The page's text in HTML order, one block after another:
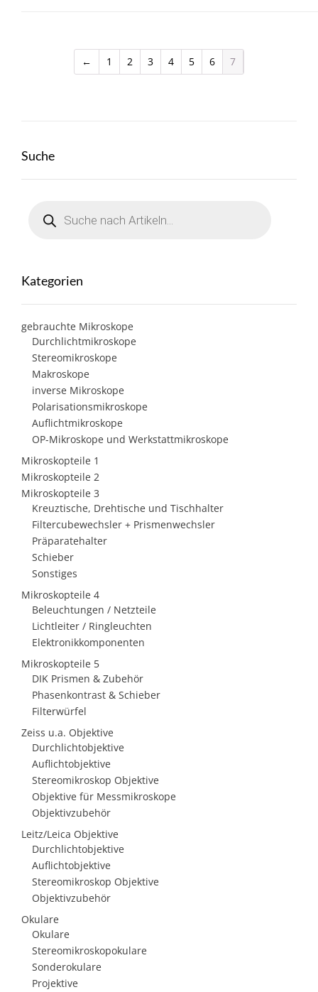
← 1 2 3 4 5 6 7
Suche
search
Kategorien
gebrauchte Mikroskope
Durchlichtmikroskope
Stereomikroskope
Makroskope
inverse Mikroskope
Polarisationsmikroskope
Auflichtmikroskope
OP-Mikroskope und Werkstattmikroskope
Mikroskopteile 1
Mikroskopteile 2
Mikroskopteile 3
Kreuztische, Drehtische und Tischhalter
Filtercubewechsler + Prismenwechsler
Präparatehalter
Schieber
Sonstiges
Mikroskopteile 4
Beleuchtungen / Netzteile
Lichtleiter / Ringleuchten
Elektronikkomponenten
Mikroskopteile 5
DIK Prismen & Zubehör
Phasenkontrast & Schieber
Filterwürfel
Zeiss u.a. Objektive
Durchlichtobjektive
Auflichtobjektive
Stereomikroskop Objektive
Objektive für Messmikroskope
Objektivzubehör
Leitz/Leica Objektive
Durchlichtobjektive
Auflichtobjektive
Stereomikroskop Objektive
Objektivzubehör
Okulare
Okulare
Stereomikroskopokulare
Sonderokulare
Projektive